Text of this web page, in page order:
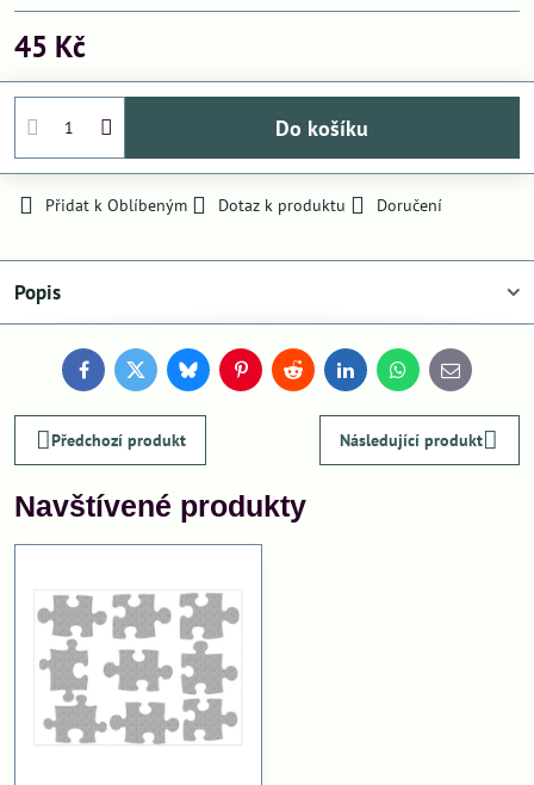
45 Kč
Do košíku
Přidat k Oblíbeným Dotaz k produktu Doručení
Popis
FacebookTwitterBlueskyPinterestReddit LinkedInWhatsApp
E-
mail
Předchozí produkt Následující produkt
Navštívené produkty